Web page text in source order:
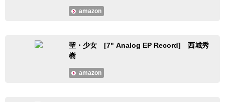
amazon
聖・少女 [7" Analog EP Record] 西城秀
樹
amazon